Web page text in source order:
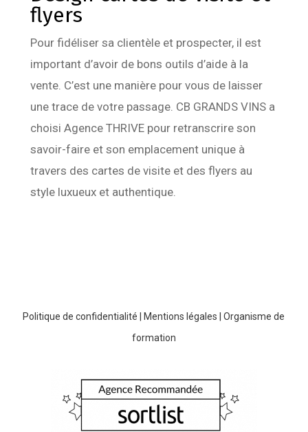
flyers
Pour fidéliser sa clientèle et prospecter, il est
important d’avoir de bons outils d’aide à la
vente. C’est une manière pour vous de laisser
une trace de votre passage. CB GRANDS VINS a
choisi Agence THRIVE pour retranscrire son
savoir-faire et son emplacement unique à
travers des cartes de visite et des flyers au
style luxueux et authentique.
Politique de confidentialité Mentions légales |Organisme de
formation